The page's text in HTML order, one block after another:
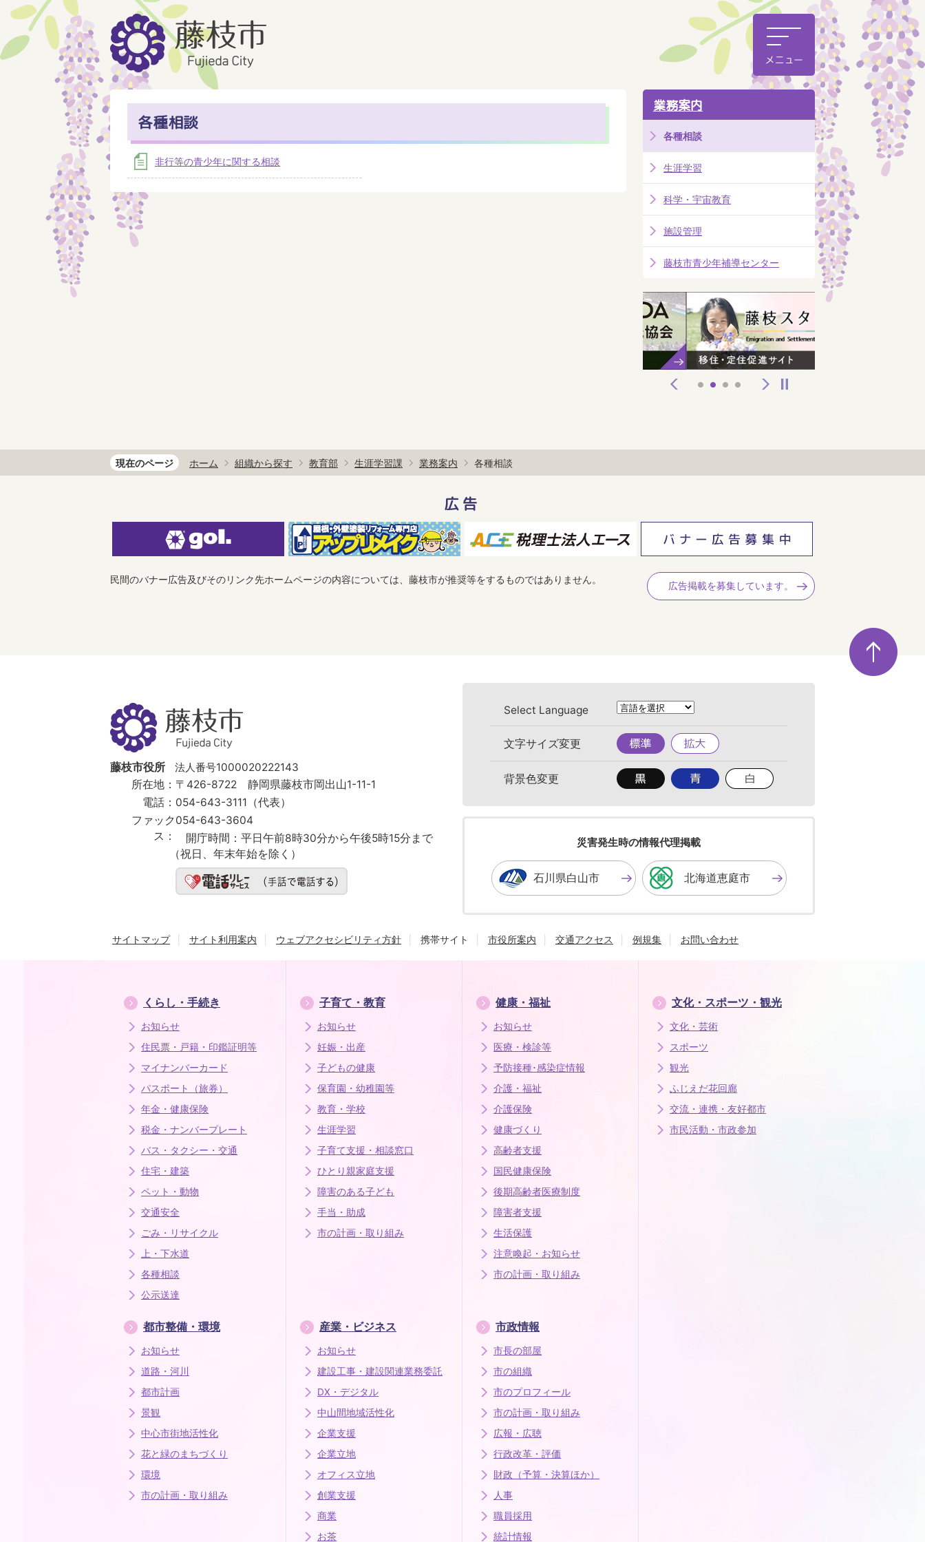
各種相談
非行等の青少年に関する相談
業務案内
各種相談
生涯学習
科学・宇宙教育
施設管理
藤枝市青少年補導センター
現在のページ ホーム 組織から探す 教育部 生涯学習課 業務案内 各種相談
広告
民間のバナー広告及びそのリンク先ホームページの内容については、藤枝市が推奨等をするものではありません。
広告掲載を募集しています。
ペ
ー
ジ
の
藤
枝
市
Fujieda
City
藤枝市役所
法人番号1000020222143
所在地： 〒426-8722 静岡県藤枝市岡出山1-11-1
電話： 054-643-3111（代表）
ファック
ス：
054-643-3604
開庁時間： 平日午前8時30分から午後5時15分まで
（祝日、年末年始を除く）
Select Language
文字サイズ変更
標
準
拡
大
背景色変更
背
景
色
す
る
背
景
色
る
背
景
る
災害発生時の情報代理掲載
石川県白山市 北海道恵庭市
サイトマップ サイト利用案内 ウェブアクセシビリティ方針 携帯サイト 市役所案内 交通アクセス 例規集 お問い合わせ
くらし・手続き
お知らせ
住民票・戸籍・印鑑証明等
マイナンバーカード
パスポート（旅券）
年金・健康保険
税金・ナンバープレート
バス・タクシー・交通
住宅・建築
ペット・動物
交通安全
ごみ・リサイクル
上・下水道
各種相談
公示送達
子育て・教育
お知らせ
妊娠・出産
子どもの健康
保育園・幼稚園等
教育・学校
生涯学習
子育て支援・相談窓口
ひとり親家庭支援
障害のある子ども
手当・助成
市の計画・取り組み
健康・福祉
お知らせ
医療・検診等
予防接種･感染症情報
介護・福祉
介護保険
健康づくり
高齢者支援
国民健康保険
後期高齢者医療制度
障害者支援
生活保護
注意喚起・お知らせ
市の計画・取り組み
文化・スポーツ・観光
文化・芸術
スポーツ
観光
ふじえだ花回廊
交流・連携・友好都市
市民活動・市政参加
都市整備・環境
お知らせ
道路・河川
都市計画
景観
中心市街地活性化
花と緑のまちづくり
環境
市の計画・取り組み
産業・ビジネス
お知らせ
建設工事・建設関連業務委託
DX・デジタル
中山間地域活性化
企業支援
企業立地
オフィス立地
創業支援
商業
お茶
市政情報
市長の部屋
市の組織
市のプロフィール
市の計画・取り組み
広報・広聴
行政改革・評価
財政（予算・決算ほか）
人事
職員採用
統計情報